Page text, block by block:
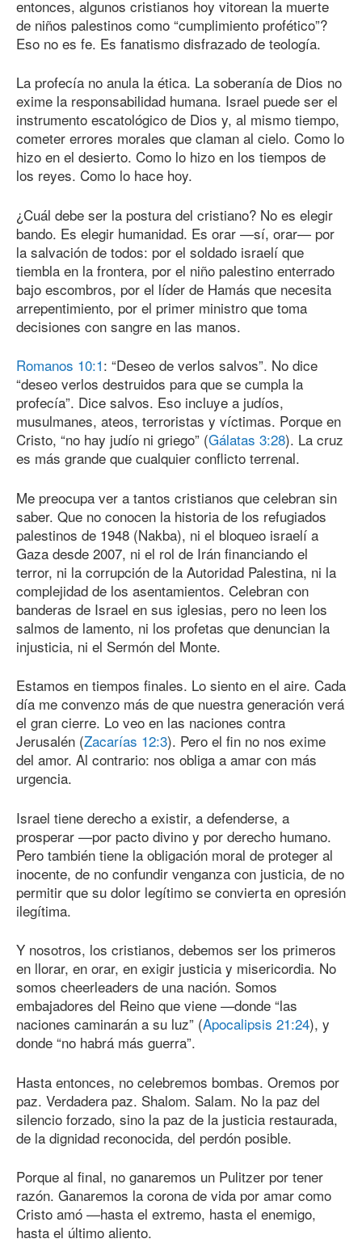
entonces, algunos cristianos hoy vitorean la muerte
de niños palestinos como “cumplimiento profético”?
Eso no es fe. Es fanatismo disfrazado de teología.
La profecía no anula la ética. La soberanía de Dios no
exime la responsabilidad humana. Israel puede ser el
instrumento escatológico de Dios y, al mismo tiempo,
cometer errores morales que claman al cielo. Como lo
hizo en el desierto. Como lo hizo en los tiempos de
los reyes. Como lo hace hoy.
¿Cuál debe ser la postura del cristiano? No es elegir
bando. Es elegir humanidad. Es orar —sí, orar— por
la salvación de todos: por el soldado israelí que
tiembla en la frontera, por el niño palestino enterrado
bajo escombros, por el líder de Hamás que necesita
arrepentimiento, por el primer ministro que toma
decisiones con sangre en las manos.
Romanos 10:1: “Deseo de verlos salvos”. No dice
“deseo verlos destruidos para que se cumpla la
profecía”. Dice salvos. Eso incluye a judíos,
musulmanes, ateos, terroristas y víctimas. Porque en
Cristo, “no hay judío ni griego” (Gálatas 3:28). La cruz
es más grande que cualquier conflicto terrenal.
Me preocupa ver a tantos cristianos que celebran sin
saber. Que no conocen la historia de los refugiados
palestinos de 1948 (Nakba), ni el bloqueo israelí a
Gaza desde 2007, ni el rol de Irán financiando el
terror, ni la corrupción de la Autoridad Palestina, ni la
complejidad de los asentamientos. Celebran con
banderas de Israel en sus iglesias, pero no leen los
salmos de lamento, ni los profetas que denuncian la
injusticia, ni el Sermón del Monte.
Estamos en tiempos finales. Lo siento en el aire. Cada
día me convenzo más de que nuestra generación verá
el gran cierre. Lo veo en las naciones contra
Jerusalén (Zacarías 12:3). Pero el fin no nos exime
del amor. Al contrario: nos obliga a amar con más
urgencia.
Israel tiene derecho a existir, a defenderse, a
prosperar —por pacto divino y por derecho humano.
Pero también tiene la obligación moral de proteger al
inocente, de no confundir venganza con justicia, de no
permitir que su dolor legítimo se convierta en opresión
ilegítima.
Y nosotros, los cristianos, debemos ser los primeros
en llorar, en orar, en exigir justicia y misericordia. No
somos cheerleaders de una nación. Somos
embajadores del Reino que viene —donde “las
naciones caminarán a su luz” (Apocalipsis 21:24), y
donde “no habrá más guerra”.
Hasta entonces, no celebremos bombas. Oremos por
paz. Verdadera paz. Shalom. Salam. No la paz del
silencio forzado, sino la paz de la justicia restaurada,
de la dignidad reconocida, del perdón posible.
Porque al final, no ganaremos un Pulitzer por tener
razón. Ganaremos la corona de vida por amar como
Cristo amó —hasta el extremo, hasta el enemigo,
hasta el último aliento.